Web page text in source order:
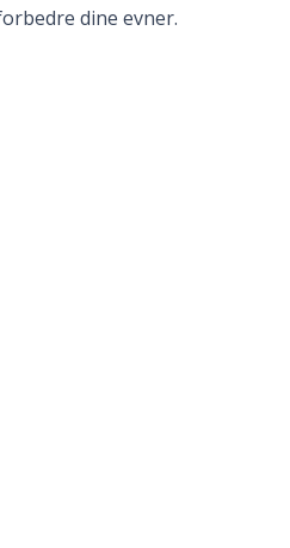
dine evner.